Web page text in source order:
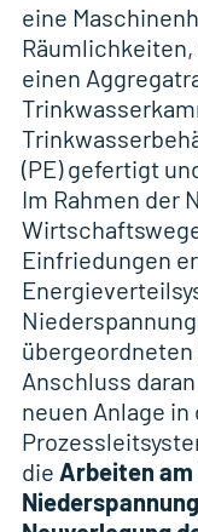
eine
einen
(PE) gefertigt
Im Rahmen der
Einfriedungen
Anschluss
neuen Anlage
die Arbeiten